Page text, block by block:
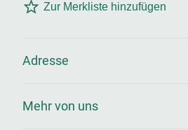
Zur Merkliste hinzufügen
Adresse
Mehr von uns